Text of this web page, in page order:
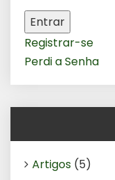
Entrar
Registrar-se
Perdi a Senha
Artigos (5)